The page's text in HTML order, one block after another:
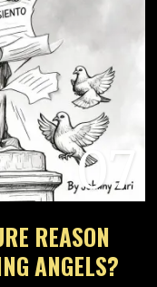
07
REASON
ANGELS?